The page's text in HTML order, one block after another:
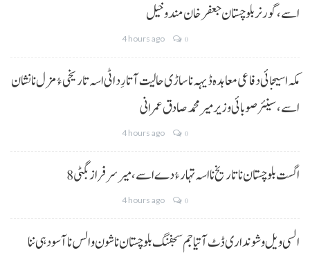
اسے،گورنر بلوچستان جعفر خان مندوخیل
4 hours ago 0
مکہ اسیجائی دفاعی معاہدہ ڈیہہ نا ساڑی حالیت آتا رِد اٹی اسہ تاریخی ءُ مزل نا نشان
اسے،سینئر صوبائی وزیر میر محمد صادق عمرانی
4 hours ago 0
8 اگست بلوچستان نا تاریخ نا اسہ تہار ءُ دے اسے، میرسرفراز بگٹی
4 hours ago 0
السی ویل و شونداری ڈٹ آتیا جم سجفنگ بلوچستان نا شون و الس نا آسودہی ننا